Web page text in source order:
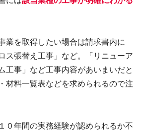
業を取得したい場合は請求書内に
ス張替え工事」など。「リニューア
工事」など工事内容があいまいだと
材料一覧表などを求められるので注
０年間の実務経験が認められるか不